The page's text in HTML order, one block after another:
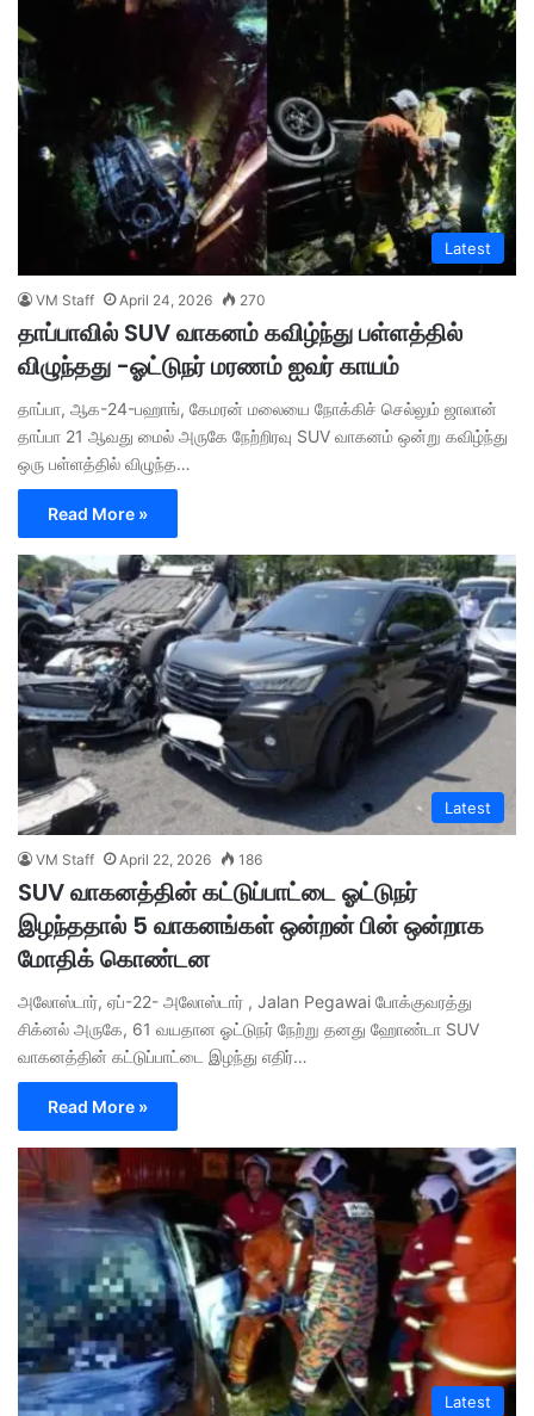
Latest
VM Staff April 24, 2026 270
தாப்பாவில் SUV வாகனம் கவிழ்ந்து பள்ளத்தில்
விழுந்தது -ஓட்டுநர் மரணம் ஐவர் காயம்
தாப்பா, ஆக-24-பஹாங், கேமரன் மலையை நோக்கிச் செல்லும் ஜாலான்
தாப்பா 21 ஆவது மைல் அருகே நேற்றிரவு SUV வாகனம் ஒன்று கவிழ்ந்து
ஒரு பள்ளத்தில் விழுந்த…
Read More »
Latest
VM Staff April 22, 2026 186
SUV வாகனத்தின் கட்டுப்பாட்டை ஓட்டுநர்
இழந்ததால் 5 வாகனங்கள் ஒன்றன் பின் ஒன்றாக
மோதிக் கொண்டன
அலோஸ்டார், ஏப்-22- அலோஸ்டார் , Jalan Pegawai போக்குவரத்து
சிக்னல் அருகே, 61 வயதான ஓட்டுநர் நேற்று தனது ஹோண்டா SUV
வாகனத்தின் கட்டுப்பாட்டை இழந்து எதிர்…
Read More »
Latest